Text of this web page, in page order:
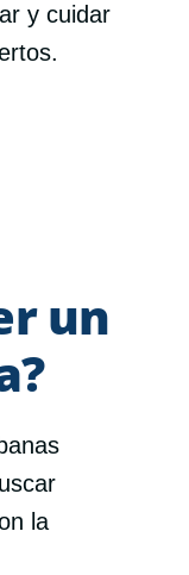
y cuidar
un
la